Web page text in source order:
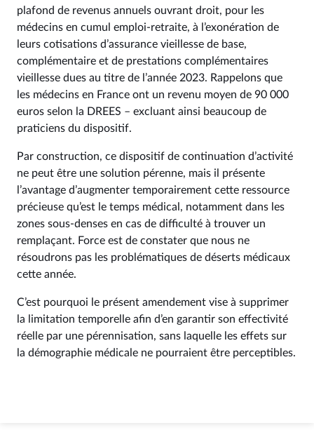
plafond de revenus annuels ouvrant droit, pour les
médecins en cumul emploi-retraite, à l’exonération de
leurs cotisations d’assurance vieillesse de base,
complémentaire et de prestations complémentaires
vieillesse dues au titre de l’année 2023. Rappelons que
les médecins en France ont un revenu moyen de 90 000
euros selon la DREES – excluant ainsi beaucoup de
praticiens du dispositif.
Par construction, ce dispositif de continuation d’activité
ne peut être une solution pérenne, mais il présente
l’avantage d’augmenter temporairement cette ressource
précieuse qu’est le temps médical, notamment dans les
zones sous-denses en cas de difficulté à trouver un
remplaçant. Force est de constater que nous ne
résoudrons pas les problématiques de déserts médicaux
cette année.
C’est pourquoi le présent amendement vise à supprimer
la limitation temporelle afin d’en garantir son effectivité
réelle par une pérennisation, sans laquelle les effets sur
la démographie médicale ne pourraient être perceptibles.